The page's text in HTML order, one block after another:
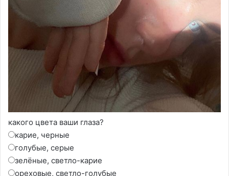
какого цвета ваши глаза?
карие, черные
голубые, серые
зелёные, светло-карие
ореховые, светло-голубые